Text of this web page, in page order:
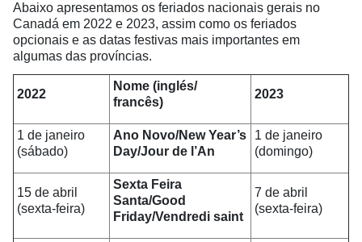
Abaixo apresentamos os feriados nacionais gerais no
Canadá em 2022 e 2023, assim como os feriados
opcionais e as datas festivas mais importantes em
algumas das províncias.
2022
Nome (inglés/
francês)
2023
1 de janeiro
(sábado)
Ano Novo/New Year’s
Day/Jour de l’An
1 de janeiro
(domingo)
15 de abril
(sexta-feira)
Sexta Feira
Santa/Good
Friday/Vendredi saint
7 de abril
(sexta-feira)